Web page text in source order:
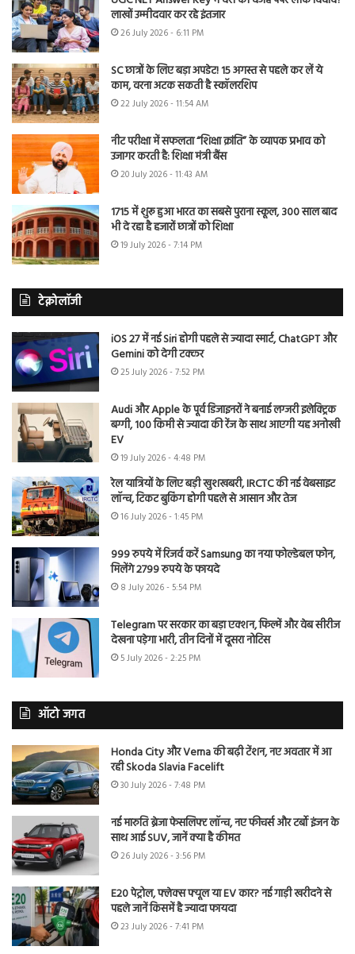
लाखों उम्मीदवार कर रहे इंतजार
26 July 2026 - 6:11 PM
SC छात्रों के लिए बड़ा अपडेट! 15 अगस्त से पहले कर लें ये
काम, वरना अटक सकती है स्कॉलरशिप
22 July 2026 - 11:54 AM
नीट परीक्षा में सफलता “शिक्षा क्रांति” के व्यापक प्रभाव को
उजागर करती है: शिक्षा मंत्री बैंस
20 July 2026 - 11:43 AM
1715 में शुरू हुआ भारत का सबसे पुराना स्कूल, 300 साल बाद
भी दे रहा है हजारों छात्रों को शिक्षा
19 July 2026 - 7:14 PM
टेक्नोलॉजी
iOS 27 में नई Siri होगी पहले से ज्यादा स्मार्ट, ChatGPT और
Gemini को देगी टक्कर
25 July 2026 - 7:52 PM
Audi और Apple के पूर्व डिजाइनरों ने बनाई लग्जरी इलेक्ट्रिक
बग्गी, 100 किमी से ज्यादा की रेंज के साथ आएगी यह अनोखी
EV
19 July 2026 - 4:48 PM
रेल यात्रियों के लिए बड़ी खुशखबरी, IRCTC की नई वेबसाइट
लॉन्च, टिकट बुकिंग होगी पहले से आसान और तेज
16 July 2026 - 1:45 PM
999 रुपये में रिजर्व करें Samsung का नया फोल्डेबल फोन,
मिलेंगे 2799 रुपये के फायदे
8 July 2026 - 5:54 PM
Telegram पर सरकार का बड़ा एक्शन, फिल्में और वेब सीरीज
देखना पड़ेगा भारी, तीन दिनों में दूसरा नोटिस
5 July 2026 - 2:25 PM
ऑटो जगत
Honda City और Verna की बढ़ी टेंशन, नए अवतार में आ
रही Skoda Slavia Facelift
30 July 2026 - 7:48 PM
नई मारुति ब्रेजा फेसलिफ्ट लॉन्च, नए फीचर्स और टर्बो इंजन के
साथ आई SUV, जानें क्या है कीमत
26 July 2026 - 3:56 PM
E20 पेट्रोल, फ्लेक्स फ्यूल या EV कार? नई गाड़ी खरीदने से
पहले जानें किसमें है ज्यादा फायदा
23 July 2026 - 7:41 PM